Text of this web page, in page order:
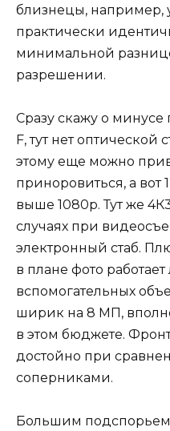
близнецы, например,
практически
минимальной
разрешении.
Сразу скажу о минусе
F, тут нет оптической
этому еще можно
приноровиться, а вот
выше 1080р. Тут же
случаях при
электронный стаб.
в плане фото
вспомогательных
ширик на 8 МП,
в этом бюджете.
достойно при
соперниками.
Большим